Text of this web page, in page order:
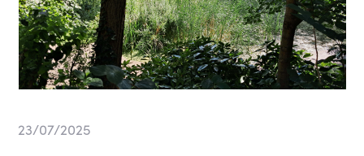
23/07/2025